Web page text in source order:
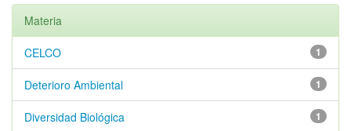
Materia
1
CELCO
1
Deterioro Ambiental
1
Diversidad Biológica